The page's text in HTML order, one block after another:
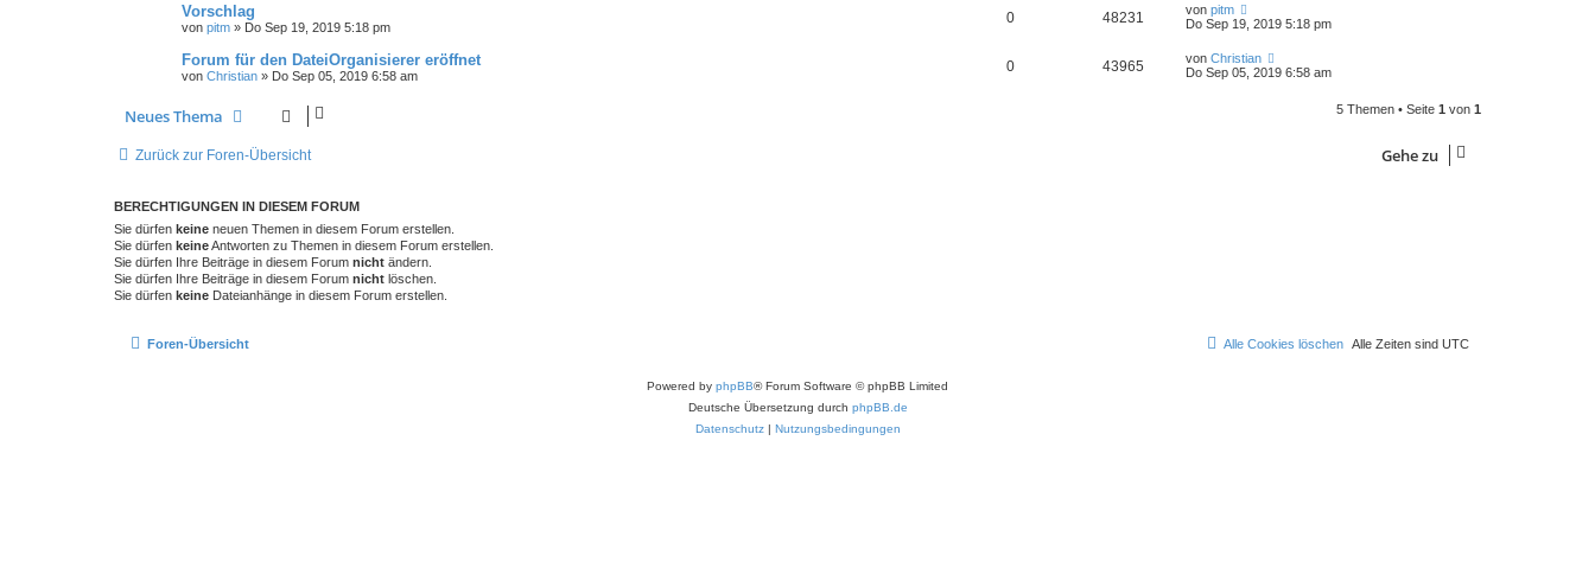
Vorschlag
von pitm » Do Sep 19, 2019 5:18 pm
0 48231 von pitm
Do Sep 19, 2019 5:18 pm
Forum für den DateiOrganisierer eröffnet
von Christian » Do Sep 05, 2019 6:58 am
0 43965 von Christian
Do Sep 05, 2019 6:58 am
Neues Thema 5 Themen • Seite 1 von 1
Zurück zur Foren-Übersicht Gehe zu
BERECHTIGUNGEN IN DIESEM FORUM
Sie dürfen keine neuen Themen in diesem Forum erstellen.
Sie dürfen keineAntworten zu Themen in diesem Forum erstellen.
Sie dürfen Ihre Beiträge in diesem Forum nicht ändern.
Sie dürfen Ihre Beiträge in diesem Forum nicht löschen.
Sie dürfen keine Dateianhänge in diesem Forum erstellen.
Foren-Übersicht Alle Zeiten sind UTC
Alle Cookies löschen
Powered by phpBB® Forum Software © phpBB Limited
Deutsche Übersetzung durch phpBB.de
Datenschutz| Nutzungsbedingungen